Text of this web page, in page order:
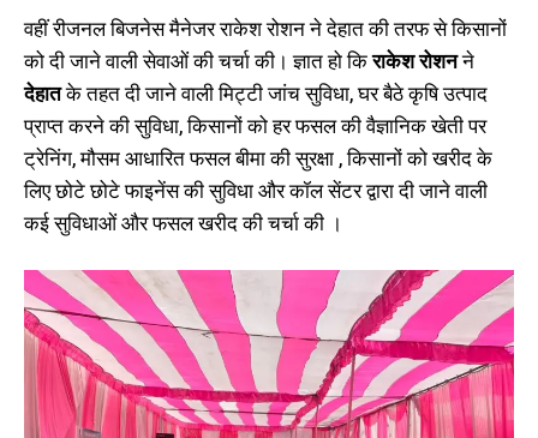
वहीं रीजनल बिजनेस मैनेजर राकेश रोशन ने देहात की तरफ से किसानों
को दी जाने वाली सेवाओं की चर्चा की। ज्ञात हो किराकेश रोशनने
देहातके तहत दी जाने वाली मिट्टी जांच सुविधा, घर बैठे कृषि उत्पाद
प्राप्त करने की सुविधा, किसानों को हर फसल की वैज्ञानिक खेती पर
ट्रेनिंग, मौसम आधारित फसल बीमा की सुरक्षा , किसानों को खरीद के
लिए छोटे छोटे फाइनेंस की सुविधा और कॉल सेंटर द्वारा दी जाने वाली
कई सुविधाओं और फसल खरीद की चर्चा की ।